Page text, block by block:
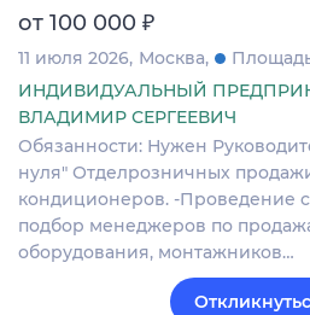
от 100 000 ₽
11 июля 2026 Москва
ИНДИВИДУАЛЬНЫЙ
ВЛАДИМИР СЕРГЕЕВИЧ
Обязанности: Нужен
нуля" Отделрозничных
кондиционеров. -Проведение
подбор менеджеров по
оборудования, монтажников…